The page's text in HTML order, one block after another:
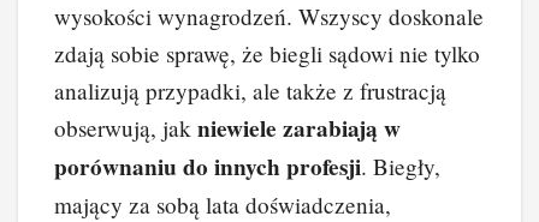
wysokości wynagrodzeń. Wszyscy doskonale
zdają sobie sprawę, że biegli sądowi nie tylko
analizują przypadki, ale także z frustracją
obserwują, jak niewiele zarabiają w
porównaniu do innych profesji. Biegły,
mający za sobą lata doświadczenia,